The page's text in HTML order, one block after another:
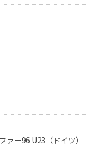
ー96 U23（ドイツ）